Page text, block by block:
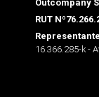
Outcompany
RUT
16.366.285-k -